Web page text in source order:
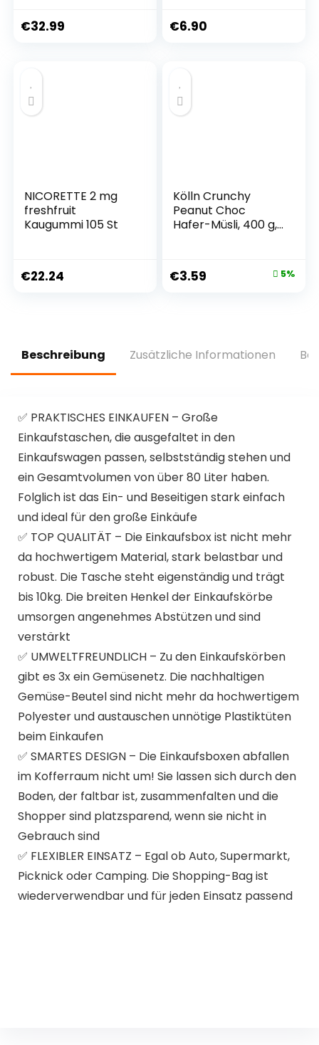
Debrecziner,
€32.99
Kohlenhydrate –
€6.90
NICORETTE 2 mg
freshfruit
Kaugummi 105 St
€22.24
Kölln Crunchy
Peanut Choc
Hafer-Müsli, 400 g, 1
€3.59 5%
Beschreibung Zusätzliche Informationen
✅ PRAKTISCHES EINKAUFEN – Große
Einkaufstaschen, die ausgefaltet in den
Einkaufswagen passen, selbstständig stehen und
ein Gesamtvolumen von über 80 Liter haben.
Folglich ist das Ein- und Beseitigen stark einfach
und ideal für den große Einkäufe
✅ TOP QUALITÄT – Die Einkaufsbox ist nicht mehr
da hochwertigem Material, stark belastbar und
robust. Die Tasche steht eigenständig und trägt
bis 10kg. Die breiten Henkel der Einkaufskörbe
umsorgen angenehmes Abstützen und sind
verstärkt
✅ UMWELTFREUNDLICH – Zu den Einkaufskörben
gibt es 3x ein Gemüsenetz. Die nachhaltigen
Gemüse-Beutel sind nicht mehr da hochwertigem
Polyester und austauschen unnötige Plastiktüten
beim Einkaufen
✅ SMARTES DESIGN – Die Einkaufsboxen abfallen
im Kofferraum nicht um! Sie lassen sich durch den
Boden, der faltbar ist, zusammenfalten und die
Shopper sind platzsparend, wenn sie nicht in
Gebrauch sind
✅ FLEXIBLER EINSATZ – Egal ob Auto, Supermarkt,
Picknick oder Camping. Die Shopping-Bag ist
wiederverwendbar und für jeden Einsatz passend